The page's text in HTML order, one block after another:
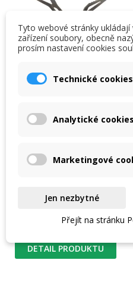
Vařič Pinguin Atom
Minimalistický plynový
vařič Pinguin Atom. Váží 45
do kapsy.
1 050 Kč 940 Kč
Skladem na prodejně
DETAIL PRODUKTU
Tyto webové stránky
zařízení soubory, obecně
prosím nastavení cookies
Technické cookies
Analytické cookies
Marketingové
Jen nezbytné
Přejít na stránku